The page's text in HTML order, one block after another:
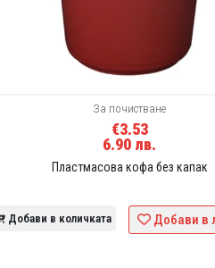
За почистване
€3.53
6.90 лв.
Пластмасова кофа без капак
Добави в количката Добави в